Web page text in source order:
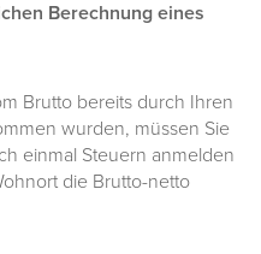
Berechnung eines
Brutto bereits durch Ihren
wurden, müssen Sie
einmal Steuern anmelden
die Brutto-netto